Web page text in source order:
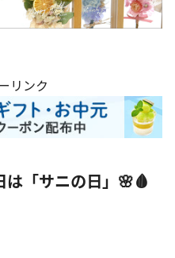
リンク
「サニの日」🌸🩸